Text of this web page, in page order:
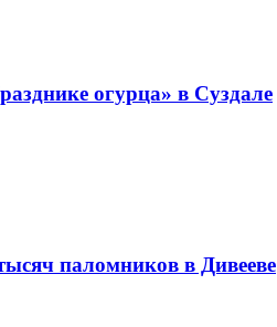
огурца» в Суздале
паломников в Дивееве